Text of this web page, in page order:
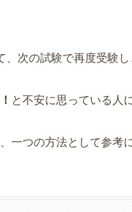
次の試験で再度受験し
と不安に思っている人
つの方法として参考